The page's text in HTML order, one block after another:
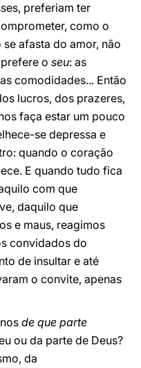
preferiam ter
como o
afasta do amor, não
o seu: as
comodidades... Então
lucros, dos prazeres,
faça estar um pouco
se depressa e
quando o coração
E quando tudo fica
com que
daquilo que
e maus, reagimos
convidados do
de insultar e até
o convite, apenas
de que parte
ou da parte de Deus?
da